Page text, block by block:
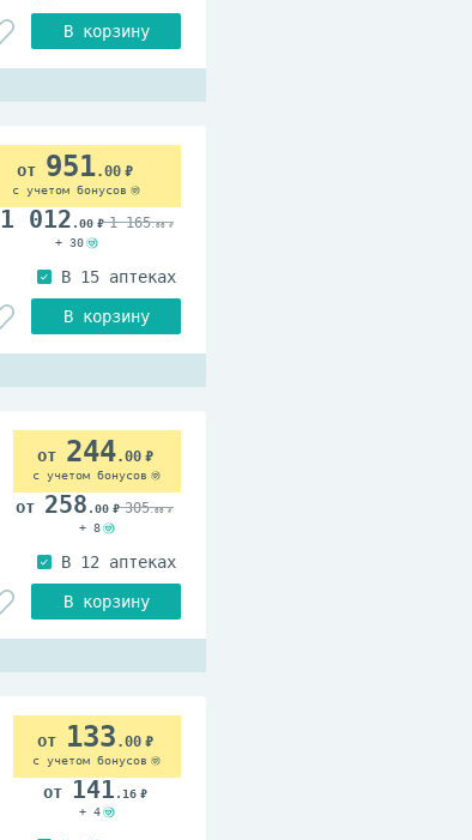
951.00
с учетом бонусов
1 012 .00 1 165.00
+ 30
244.00
с учетом бонусов
258 .00 305.00
+ 8
133 .00
с учетом бонусов
141 .16
+ 4